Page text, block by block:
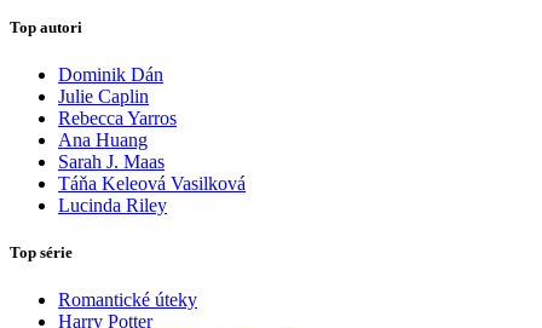
Top autori
Dominik Dán
Julie Caplin
Rebecca Yarros
Ana Huang
Sarah J. Maas
Táňa Keleová Vasilková
Lucinda Riley
Top série
Romantické úteky
Harry Potter